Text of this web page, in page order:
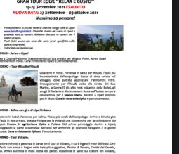
pantelleria Parma
Ragusa safari fotografico
Sahara
dell'ocra Sicilia
Siti Unesco
Soggiorno a Ischia
Stoccolma
tour Giappone viaggi
viaggi2016